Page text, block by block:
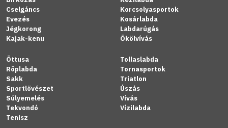
Cselgáncs
Evezés
Jégkorong
Kajak-kenu
Korcsolyasportok
Kosárlabda
Labdarúgás
Ökölvívás
Öttusa
Röplabda
Sakk
Sportlövészet
Súlyemelés
Tekvondó
Tenisz
Tollaslabda
Tornasportok
Triatlon
Úszás
Vívás
Vízilabda